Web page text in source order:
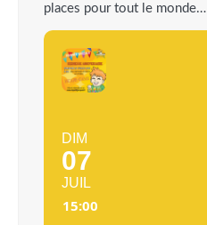
places pour tout le monde…
DIM
07
JUIL
15:00